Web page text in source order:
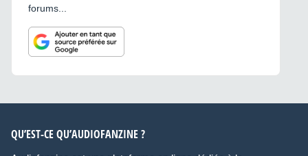
forums...
QU’EST-CE QU’AUDIOFANZINE ?